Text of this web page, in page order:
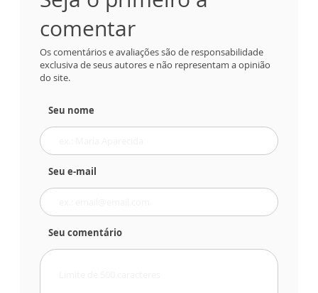
comentar
Os comentários e avaliações são de responsabilidade
exclusiva de seus autores e não representam a opinião
do site.
Seu nome
Seu e-mail
Seu comentário